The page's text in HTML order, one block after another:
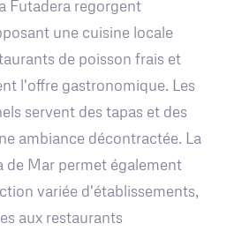
Futadera regorgent
une cuisine locale
de poisson frais et
l'offre gastronomique. Les
servent des tapas et des
ambiance décontractée. La
de Mar permet également
variée d'établissements,
aux restaurants